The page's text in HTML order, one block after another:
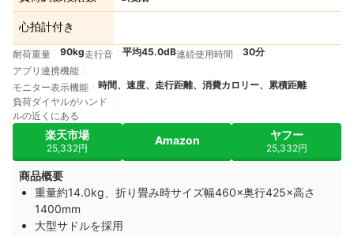
心拍計付き
耐荷重量 90kg走行音 平均45.0dB連続使用時間
30分
アプリ連携機能
モニター表示機能
時間、速度、走行距離、消費カロリー、累積距離
負荷ダイヤルがハンド
ルの近くにある
楽天市場
25,332円
Amazon ヤフー
25,332円
商品概要
重量約14.0kg、折り畳み時サイズ幅460×奥行425×高さ
1400mm
大型サドルを採用